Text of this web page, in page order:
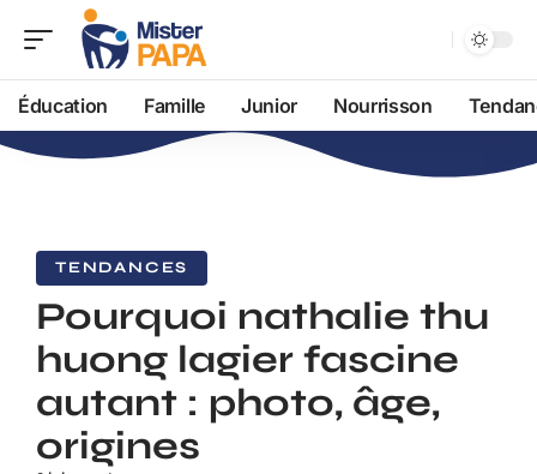
Éducation Famille Junior Nourrisson
TENDANCES
Pourquoi nathalie thu
huong lagier fascine
autant : photo, âge,
origines